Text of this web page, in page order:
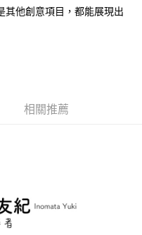
」於每月結算日後寄送繳費提
碼／台灣大直營門市／銀行轉
。
司帳單繳交帳款。
將跳轉至「AFTEE先享後付」
完成結帳。
。
先享後付」服務完成之交
並將交易相關給付款項請求債
：
費
費
其他創意項目，都能展現出
相關推薦